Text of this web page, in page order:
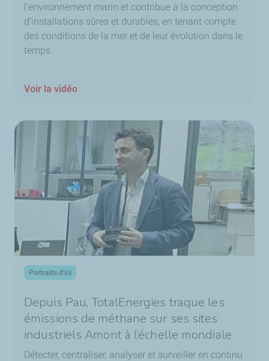
l’environnement marin et contribue à la conception
d’installations sûres et durables, en tenant compte
des conditions de la mer et de leur évolution dans le
temps.
Voir la vidéo
Portraits d'ici
Depuis Pau, TotalEnergies traque les
émissions de méthane sur ses sites
industriels Amont à l’échelle mondiale
Détecter, centraliser, analyser et surveiller en continu